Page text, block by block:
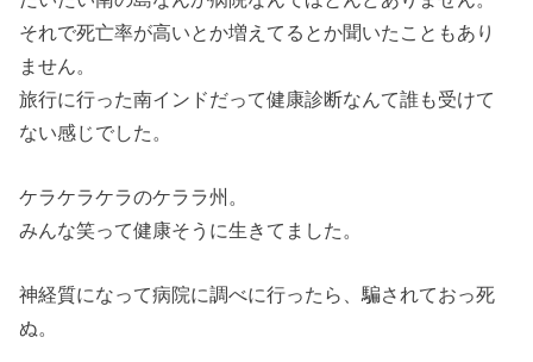
それで死亡率が高いとか増えてるとか聞いたこともあり
ません。
旅行に行った南インドだって健康診断なんて誰も受けて
ない感じでした。
ケラケラケラのケララ州。
みんな笑って健康そうに生きてました。
神経質になって病院に調べに行ったら、騙されておっ死
ぬ。